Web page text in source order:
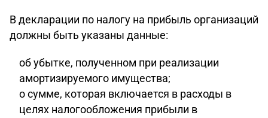
В декларации по налогу на прибыль организаций
должны быть указаны данные:
об убытке, полученном при реализации
амортизируемого имущества;
о сумме, которая включается в расходы в
целях налогообложения прибыли в